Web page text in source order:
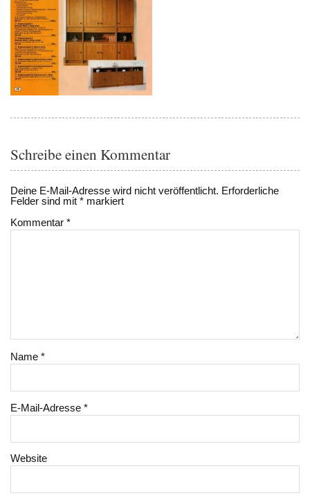
Schreibe einen Kommentar
Deine E-Mail-Adresse wird nicht veröffentlicht. Erforderliche
Felder sind mit* markiert
Kommentar*
Name*
E-Mail-Adresse*
Website